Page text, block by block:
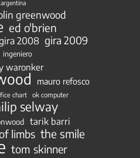
argentina
greenwood
ed o'brien
2008 gira 2009
ingeniero
waronker
mauro refosco
chart ok computer
selway
tarik barri
limbs the smile
tom skinner